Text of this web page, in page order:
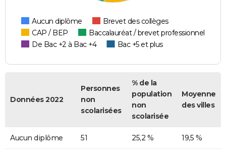
Aucun diplôme
Brevet des collèges
CAP / BEP
Baccalauréat / brevet professionnel
De Bac +2 à Bac +4
Bac +5 et plus
Données 2022
Personnes
non
scolarisées
% de la
population
non
scolarisée
Moyenne
des villes
Aucun diplôme 51 25,2 % 19,5 %